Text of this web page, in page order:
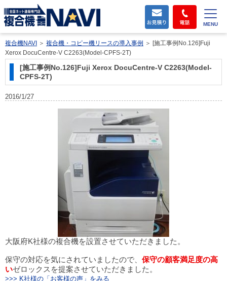
MENU
複合機NAVI ＞ 複合機・コピー機リースの導入事例 ＞ [施工事例No.126]Fuji
Xerox DocuCentre-V C2263(Model-CPFS-2T)
[施工事例No.126]Fuji Xerox DocuCentre-V C2263(Model-
CPFS-2T)
2016/1/27
大阪府K社様の複合機を設置させていただきました。
保守の対応を気にされていましたので、 保守の顧客満足度の高
いゼロックスを提案させていただきました。
>>> K社様の「お客様の声」をみる